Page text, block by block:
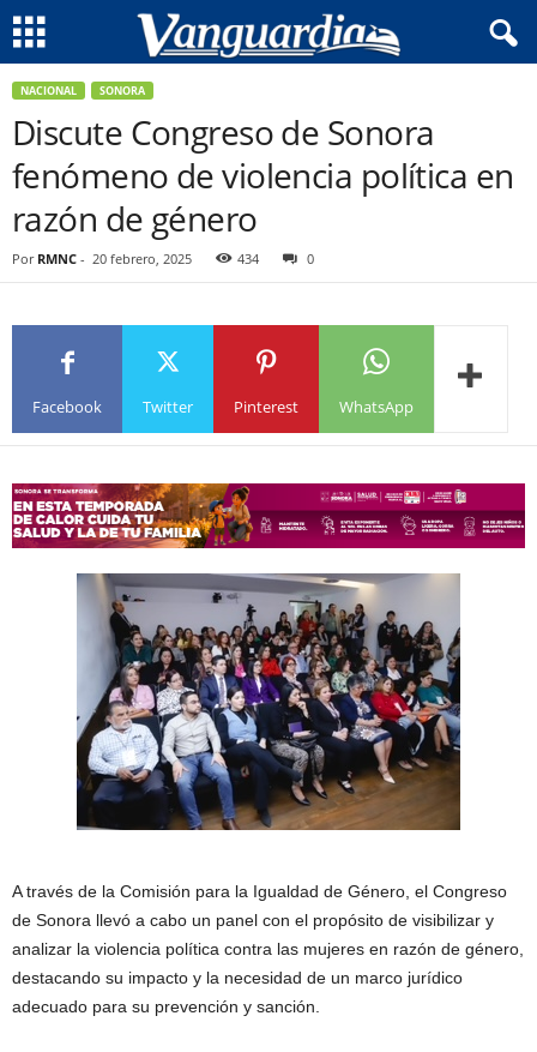
NACIONAL SONORA
Discute Congreso de Sonora
fenómeno de violencia política en
razón de género
Por RMNC - 20 febrero, 2025 434 0
Facebook Twitter Pinterest WhatsApp
A través de la Comisión para la Igualdad de Género, el Congreso
de Sonora llevó a cabo un panel con el propósito de visibilizar y
analizar la violencia política contra las mujeres en razón de género,
destacando su impacto y la necesidad de un marco jurídico
adecuado para su prevención y sanción.